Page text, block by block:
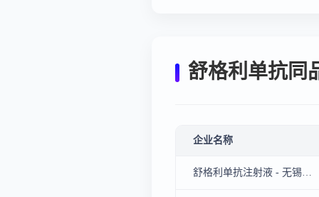
舒格利单抗同
企业名称
舒格利单抗注射液 - 无锡药明生物技术股份有限公司、辉瑞